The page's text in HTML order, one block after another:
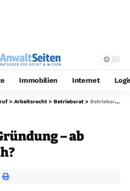
Immobilien Internet
> Arbeitsrecht > Betriebsrat > Betriebsrat Gründung – ab wann möglich?
– ab